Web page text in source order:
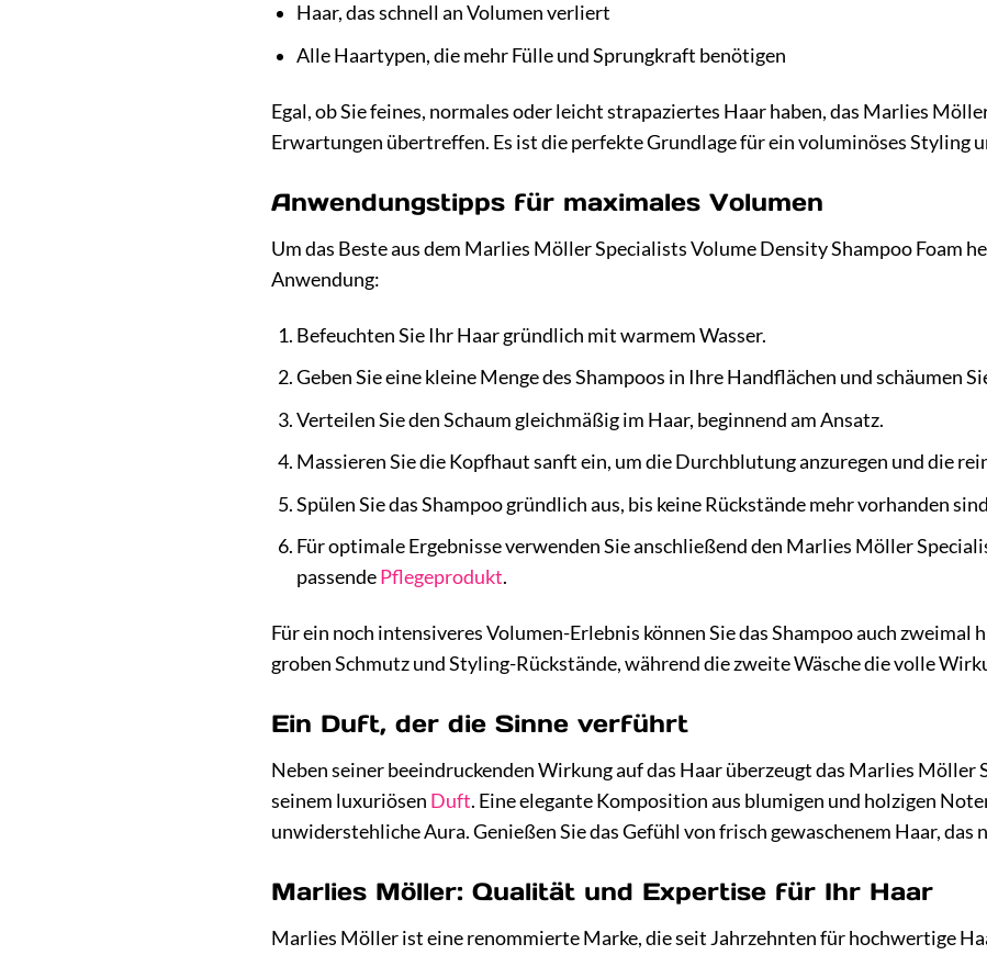
Haar, das schnell an Volumen verliert
Alle Haartypen, die mehr Fülle und Sprungkraft benötigen
Egal, ob Sie feines, normales oder leicht strapaziertes Haar haben, das Marlies
Erwartungen übertreffen. Es ist die perfekte Grundlage für ein voluminöses Styling
Anwendungstipps für maximales Volumen
Um das Beste aus dem Marlies Möller Specialists Volume Density Shampoo Foam
Anwendung:
Befeuchten Sie Ihr Haar gründlich mit warmem Wasser.
Geben Sie eine kleine Menge des Shampoos in Ihre Handflächen und schäumen
Verteilen Sie den Schaum gleichmäßig im Haar, beginnend am Ansatz.
Massieren Sie die Kopfhaut sanft ein, um die Durchblutung anzuregen und die
Spülen Sie das Shampoo gründlich aus, bis keine Rückstände mehr vorhanden
Für optimale Ergebnisse verwenden Sie anschließend den Marlies Möller
passendePflegeprodukt.
Für ein noch intensiveres Volumen-Erlebnis können Sie das Shampoo auch
groben Schmutz und Styling-Rückstände, während die zweite Wäsche die volle
Ein Duft, der die Sinne verführt
Neben seiner beeindruckenden Wirkung auf das Haar überzeugt das Marlies
seinem luxuriösen Duft. Eine elegante Komposition aus blumigen und holzigen
unwiderstehliche Aura. Genießen Sie das Gefühl von frisch gewaschenem Haar,
Marlies Möller: Qualität und Expertise für Ihr Haar
Marlies Möller ist eine renommierte Marke, die seit Jahrzehnten für hochwertige